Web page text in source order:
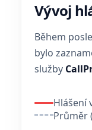
Vývoj
Během
bylo
služby
Hlášení
Průměr